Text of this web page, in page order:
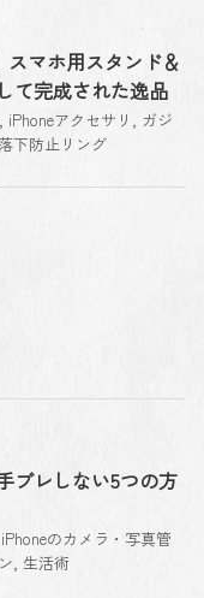
スマホ用スタンド＆
て完成された逸品
, iPhoneアクセサリ , ガジ
落下防止リング
ブレしない5つの方
iPhoneのカメラ・写真管
, 生活術